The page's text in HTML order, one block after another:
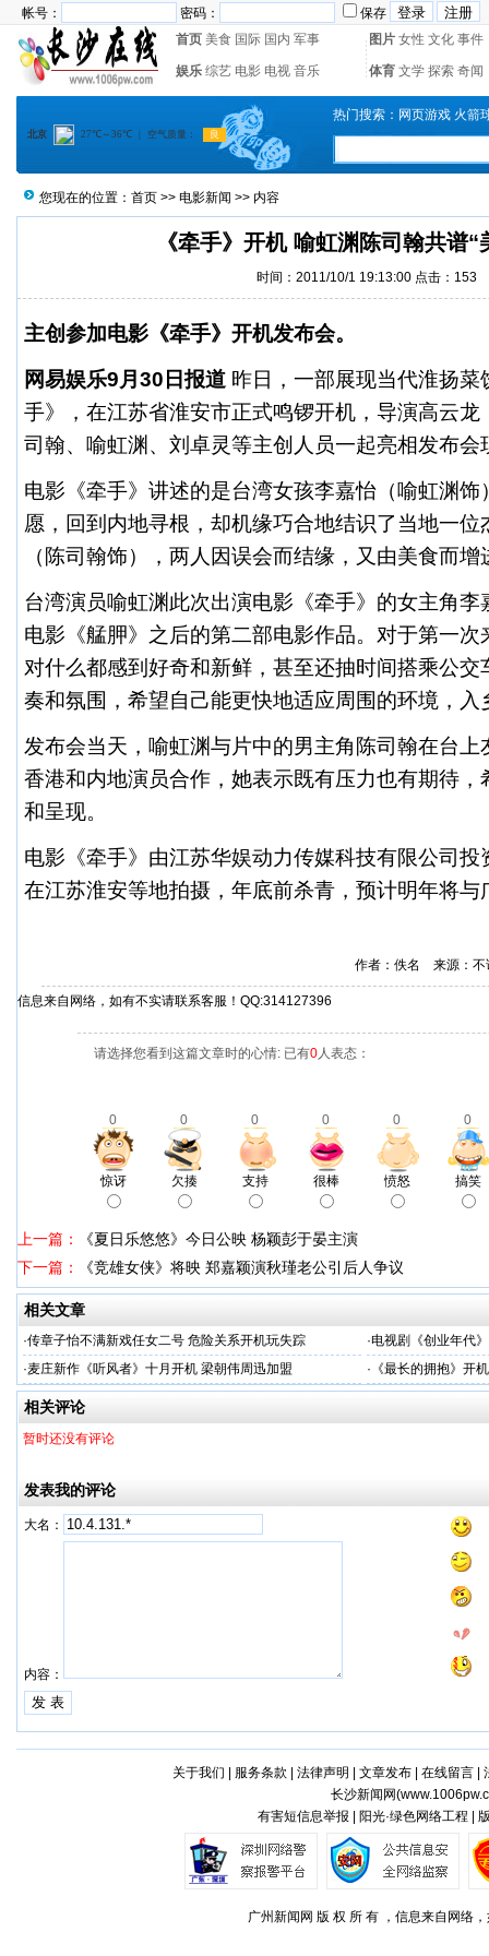
帐号： 密码：
保存
首页 美食 国际 国内 军事 图片 女性 文化 事件
娱乐 综艺 电影 电视 音乐 体育 文学 探索 奇闻
热门搜索： 网页游戏 火箭
您现在的位置： 首页 >> 电影新闻 >> 内容
《牵手》开机 喻虹渊陈司翰共谱“
时间：2011/10/1 19:13:00 点击： 153
主创参加电影《牵手》开机发布会。
网易娱乐9月30日报道 昨日，一部展现当代淮扬
手》，在江苏省淮安市正式鸣锣开机，导演高云龙
司翰、喻虹渊、刘卓灵等主创人员一起亮相发布会
电影《牵手》讲述的是台湾女孩李嘉怡（喻虹渊饰
愿，回到内地寻根，却机缘巧合地结识了当地一位
（陈司翰饰），两人因误会而结缘，又由美食而增
台湾演员喻虹渊此次出演电影《牵手》的女主角
电影《艋胛》之后的第二部电影作品。对于第一
对什么都感到好奇和新鲜，甚至还抽时间搭乘公交
奏和氛围，希望自己能更快地适应周围的环境，入
发布会当天，喻虹渊与片中的男主角陈司翰在台
香港和内地演员合作，她表示既有压力也有期待，
和呈现。
电影《牵手》由江苏华娱动力传媒科技有限公司
在江苏淮安等地拍摄，年底前杀青，预计明年将与
作者：佚名 来源：
信息来自网络，如有不实请联系客服！QQ:314127396
请选择您看到这篇文章时的心情: 已有0人表态：
0 0 0 0 0 0
惊讶 欠揍 支持 很棒 愤怒 搞笑
上一篇：
《夏日乐悠悠》今日公映 杨颖彭于晏主演
下一篇：
《竞雄女侠》将映 郑嘉颖演秋瑾老公引后人争议
相关文章
·传章子怡不满新戏任女二号 危险关系开机玩失踪 ·电视剧《创业年代
·麦庄新作《听风者》十月开机 梁朝伟周迅加盟 · 《最长的拥抱》开
相关评论
暂时还没有评论
发表我的评论
大名：
内容：
关于我们 服务条款 法律声明 文章发布| 在线留言|
长沙新闻网(
有害短信息举报 | 阳光·绿色网络工程 |
广州新闻网 版 权 所 有 ，信息来自网络